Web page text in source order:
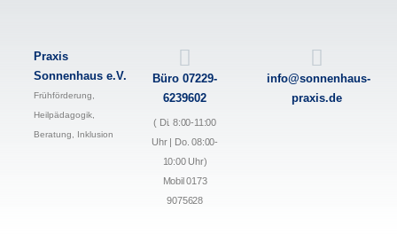
Praxis
Sonnenhaus e.V.
Frühförderung,
Heilpädagogik,
Beratung, Inklusion
Büro 07229-
6239602
( Di. 8:00-11:00
Uhr | Do. 08:00-
10:00 Uhr)
Mobil 0173
9075628
info@sonnenhaus-
praxis.de